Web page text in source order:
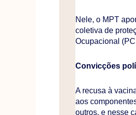
Nele, o MPT
coletiva de
Ocupacional
Convicções
A recusa à
aos
outros, e nesse